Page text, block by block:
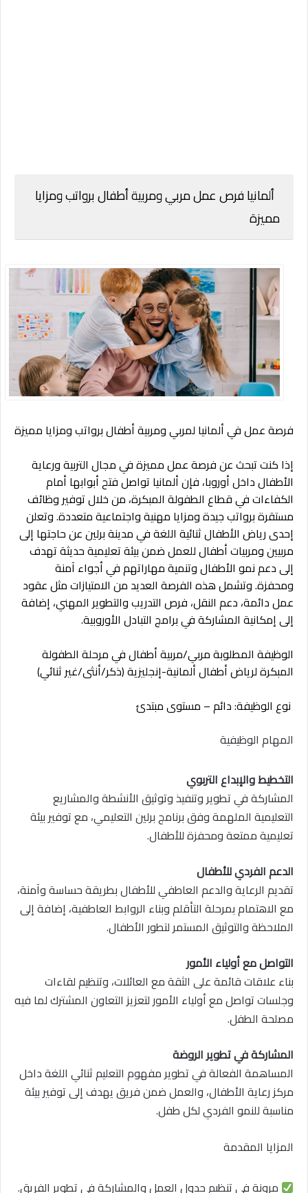
ألمانيا فرص عمل مربي ومربية أطفال برواتب ومزايا
مميزة
فرصة عمل في ألمانيا لمربي ومربية أطفال برواتب ومزايا مميزة
إذا كنت تبحث عن فرصة عمل مميزة في مجال التربية ورعاية
الأطفال داخل أوروبا، فإن ألمانيا تواصل فتح أبوابها أمام
الكفاءات في قطاع الطفولة المبكرة، من خلال توفير وظائف
مستقرة برواتب جيدة ومزايا مهنية واجتماعية متعددة. وتعلن
إحدى رياض الأطفال ثنائية اللغة في مدينة برلين عن حاجتها إلى
مربيين ومربيات أطفال للعمل ضمن بيئة تعليمية حديثة تهدف
إلى دعم نمو الأطفال وتنمية مهاراتهم في أجواء آمنة
ومحفزة. وتشمل هذه الفرصة العديد من الامتيازات مثل عقود
عمل دائمة، دعم النقل، فرص التدريب والتطوير المهني، إضافة
إلى إمكانية المشاركة في برامج التبادل الأوروبية.
الوظيفة المطلوبة مربي/مربية أطفال في مرحلة الطفولة
المبكرة لرياض أطفال ألمانية-إنجليزية (ذكر/أنثى/غير ثنائي)
نوع الوظيفة: دائم – مستوى مبتدئ
المهام الوظيفية
التخطيط والإبداع التربوي
المشاركة في تطوير وتنفيذ وتوثيق الأنشطة والمشاريع
التعليمية الملهمة وفق برنامج برلين التعليمي، مع توفير بيئة
تعليمية ممتعة ومحفزة للأطفال.
الدعم الفردي للأطفال
تقديم الرعاية والدعم العاطفي للأطفال بطريقة حساسة وآمنة،
مع الاهتمام بمرحلة التأقلم وبناء الروابط العاطفية، إضافة إلى
الملاحظة والتوثيق المستمر لتطور الأطفال.
التواصل مع أولياء الأمور
بناء علاقات قائمة على الثقة مع العائلات، وتنظيم لقاءات
وجلسات تواصل مع أولياء الأمور لتعزيز التعاون المشترك لما فيه
مصلحة الطفل.
المشاركة في تطوير الروضة
المساهمة الفعالة في تطوير مفهوم التعليم ثنائي اللغة داخل
مركز رعاية الأطفال، والعمل ضمن فريق يهدف إلى توفير بيئة
مناسبة للنمو الفردي لكل طفل.
المزايا المقدمة
مرونة في تنظيم جدول العمل والمشاركة في تطوير الفريق.